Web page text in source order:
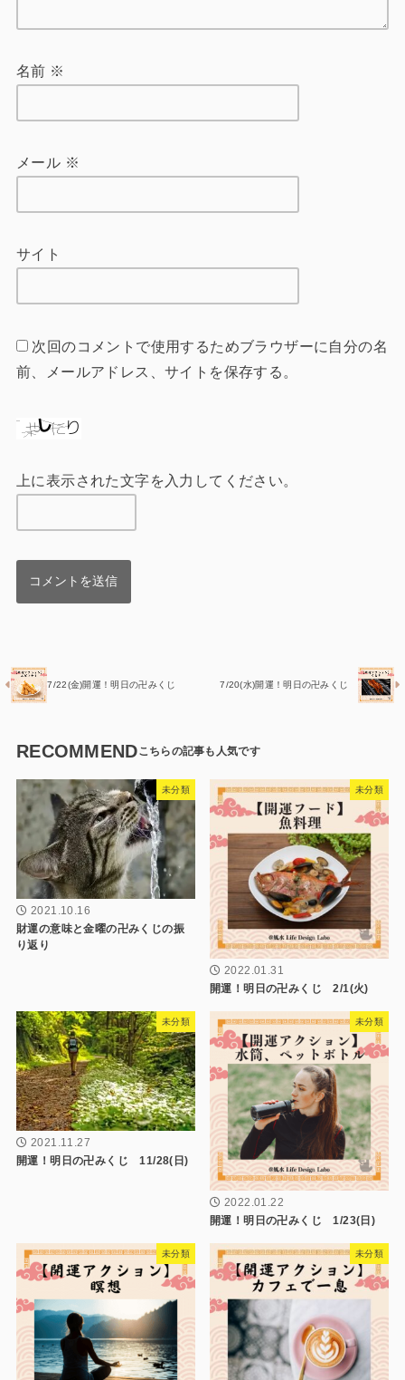
名前 ※
メール ※
サイト
次回のコメントで使用するためブラウザーに自分の名
前、メールアドレス、サイトを保存する。
上に表示された文字を入力してください。
7/22(金)開運！明日の卍みくじ 7/20(水)開運！明日の卍みくじ
RECOMMEND
未分類
2021.10.16
財運の意味と金曜の卍みくじの振
り返り
未分類
2022.01.31
開運！明日の卍みくじ 2/1(火)
未分類
2021.11.27
開運！明日の卍みくじ 11/28(日)
未分類
2022.01.22
開運！明日の卍みくじ 1/23(日)
未分類 未分類